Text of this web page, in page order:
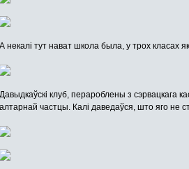
А некалі тут нават школа была, у трох класах
Давыдкаўскі клуб, перароблены з сэрвацкага
алтарнай частцы. Калі даведаўся, што яго не